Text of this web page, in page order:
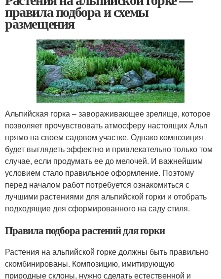
правила подбора и схемы
размещения
Альпийская горка – завораживающее зрелище, которое
позволяет прочувствовать атмосферу настоящих Альп
прямо на своем садовом участке. Однако композиция
будет выглядеть эффектно и привлекательно только том
случае, если продумать ее до мелочей. И важнейшим
условием стало правильное оформление. Поэтому
перед началом работ потребуется ознакомиться с
лучшими растениями для альпийской горки и отобрать
подходящие для сформированного на саду стиля.
Правила подбора растений для горки
Растения на альпийской горке должны быть правильно
скомбинированы. Композицию, имитирующую
природные склоны, нужно сделать естественной и